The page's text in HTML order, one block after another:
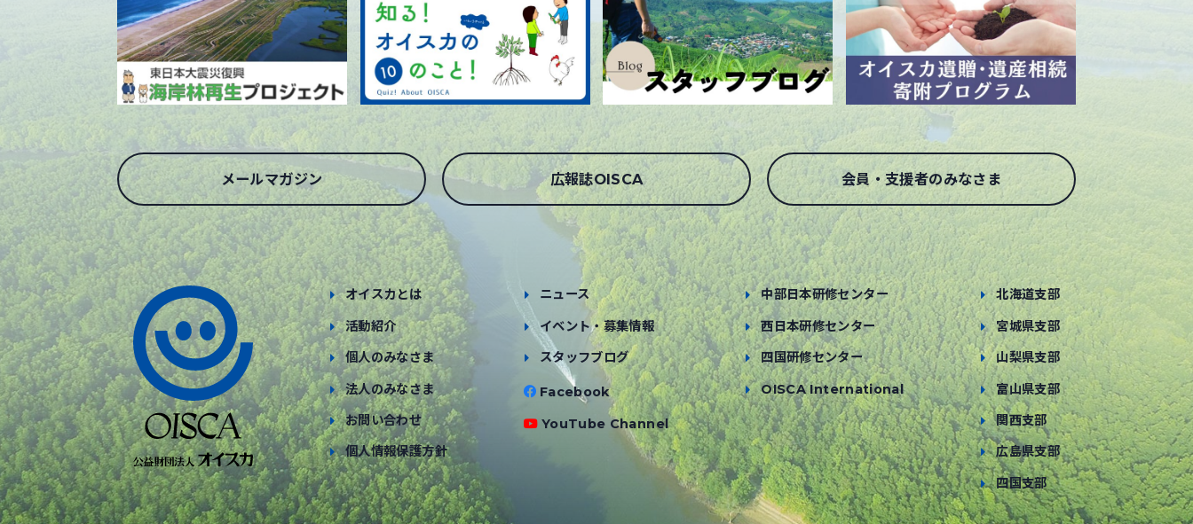
メールマガジン 広報誌OISCA 会員・支援者のみなさま
オイスカとは
活動紹介
個人のみなさま
法人のみなさま
お問い合わせ
個人情報保護方針
ニュース
イベント・募集情報
スタッフブログ
Facebook
YouTube Channel
中部日本研修センター
西日本研修センター
四国研修センター
OISCA International
北海道支部
宮城県支部
山梨県支部
富山県支部
関西支部
広島県支部
四国支部